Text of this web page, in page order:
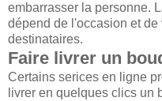
embarrasser la personne.
dépend de l'occasion et
destinataires.
Faire livrer un
Certains serices en ligne
livrer en quelques clics un